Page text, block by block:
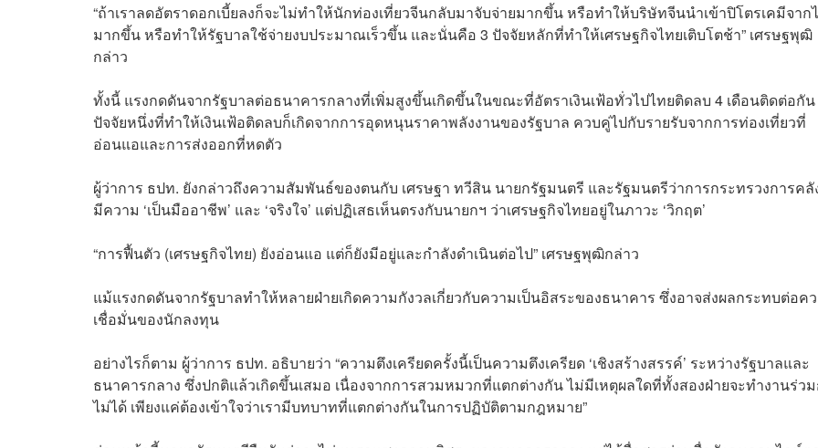
“ถ้าเราลดอัตราดอกเบี้ยลงก็จะไม่ทำให้นักท่องเที่ยวจีนกลับมาจับจ่ายมากขึ้น หรือทำให้บริษัทจีนนำเข้าปิโตรเคมีจาก
มากขึ้น หรือทำให้รัฐบาลใช้จ่ายงบประมาณเร็วขึ้น และนั่นคือ 3 ปัจจัยหลักที่ทำให้เศรษฐกิจไทยเติบโตช้า” เศรษฐพุฒิ
กล่าว
ทั้งนี้ แรงกดดันจากรัฐบาลต่อธนาคารกลางที่เพิ่มสูงขึ้นเกิดขึ้นในขณะที่อัตราเงินเฟ้อทั่วไปไทยติดลบ 4 เดือนติดต่อกั
ปัจจัยหนึ่งที่ทำให้เงินเฟ้อติดลบก็เกิดจากการอุดหนุนราคาพลังงานของรัฐบาล ควบคู่ไปกับรายรับจากการท่องเที่ยวที่
อ่อนแอและการส่งออกที่หดตัว
ผู้ว่าการ ธปท. ยังกล่าวถึงความสัมพันธ์ของตนกับ เศรษฐา ทวีสิน นายกรัฐมนตรี และรัฐมนตรีว่าการกระทรวงการคลั
มีความ ‘เป็นมืออาชีพ’ และ ‘จริงใจ’ แต่ปฏิเสธเห็นตรงกับนายกฯ ว่าเศรษฐกิจไทยอยู่ในภาวะ ‘วิกฤต’
“การฟื้นตัว (เศรษฐกิจไทย) ยังอ่อนแอ แต่ก็ยังมีอยู่และกำลังดำเนินต่อไป” เศรษฐพุฒิกล่าว
แม้แรงกดดันจากรัฐบาลทำให้หลายฝ่ายเกิดความกังวลเกี่ยวกับความเป็นอิสระของธนาคาร ซึ่งอาจส่งผลกระทบต่อค
เชื่อมั่นของนักลงทุน
อย่างไรก็ตาม ผู้ว่าการ ธปท. อธิบายว่า “ความตึงเครียดครั้งนี้เป็นความตึงเครียด ‘เชิงสร้างสรรค์’ ระหว่างรัฐบาลและ
ธนาคารกลาง ซึ่งปกติแล้วเกิดขึ้นเสมอ เนื่องจากการสวมหมวกที่แตกต่างกัน ไม่มีเหตุผลใดที่ทั้งสองฝ่ายจะทำงานร่ว
ไม่ได้ เพียงแค่ต้องเข้าใจว่าเรามีบทบาทที่แตกต่างกันในการปฏิบัติตามกฎหมาย”